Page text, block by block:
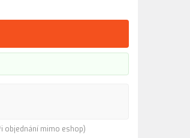
objednání mimo eshop)